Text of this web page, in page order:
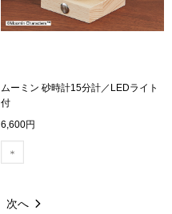
ネックレス
ムーミン 砂時計15分計／LEDライト
付
6,600円
次へ